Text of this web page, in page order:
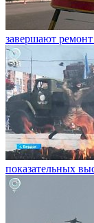
завершают
показательных